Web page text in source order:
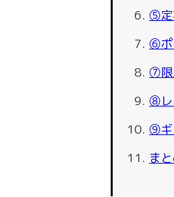
⑤定
⑥ポ
⑦限
⑧レ
⑨ギ
ま